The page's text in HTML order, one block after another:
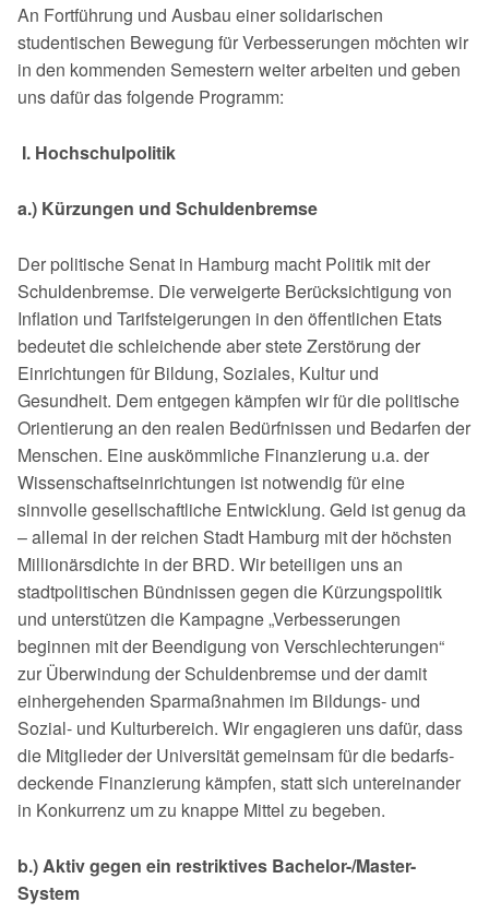
An Fortführung und Ausbau einer solidarischen
studentischen Bewegung für Ver­besserungen möchten wir
in den kommenden Semestern weiter arbeiten und ge­ben
uns dafür das folgende Programm:
I. Hochschulpolitik
a.) Kürzungen und Schuldenbremse
Der politische Senat in Hamburg macht Politik mit der
Schuldenbremse. Die ver­weigerte Berücksichtigung von
Inflation und Tarifsteigerungen in den öffentli­chen Etats
bedeutet die schleichende aber stete Zerstörung der
Einrichtungen für Bildung, Soziales, Kultur und
Gesundheit. Dem entgegen kämpfen wir für die po­litische
Orientierung an den realen Bedürfnissen und Bedarfen der
Menschen. Eine auskömmliche Finanzierung u.a. der
Wissenschaftseinrichtungen ist notwen­dig für eine
sinnvolle gesellschaftliche Entwicklung. Geld ist genug da
– allemal in der reichen Stadt Hamburg mit der höchsten
Millionärsdichte in der BRD. Wir beteiligen uns an
stadtpolitischen Bündnissen gegen die Kürzungspolitik
und un­terstützen die Kampagne „Verbesserungen
beginnen mit der Beendigung von Ver­schlechterungen“
zur Überwindung der Schuldenbremse und der damit
einherge­henden Sparmaßnahmen im Bildungs- und
Sozial- und Kulturbereich. Wir enga­gieren uns da­für, dass
die Mitglieder der Universität gemeinsam für die bedarfs­
deckende Fi­nanzierung kämpfen, statt sich untereinander
in Konkurrenz um zu knappe Mittel zu begeben.
b.) Aktiv gegen ein restriktives Bachelor-/Master-
System